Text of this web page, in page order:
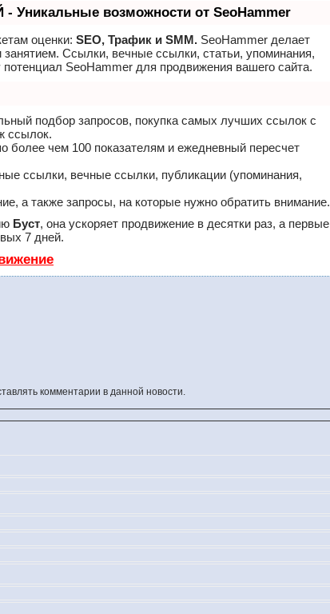
возможности от SeoHammer
оценки: SEO, Трафик и SMM. SeoHammer делает
Ссылки, вечные ссылки, статьи, упоминания,
SeoHammer для продвижения вашего сайта.
подбор запросов, покупка самых лучших ссылок с
ссылок.
более чем 100 показателям и ежедневный пересчет
ссылки, вечные ссылки, публикации (упоминания,
а также запросы, на которые нужно обратить внимание.
Буст, она ускоряет продвижение в десятки раз, а первые
7 дней.
комментарии в данной новости.